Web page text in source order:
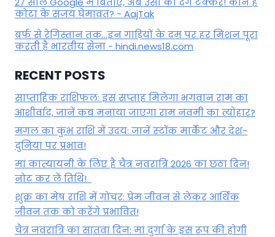
कोटा के संजय घेमावत? - AajTak
बर्फ से रेगिस्तान तक...इन गाड़ियों के दम पर हर मिशन पूरा
करती है भारतीय सेना - hindi.news18.com
RECENT POSTS
साप्ताहिक राशिफल: इस सप्ताह मिलेगा भगवान राम का
आशीर्वाद, जानें कब मनाया जाएगा राम नवमी का त्योहार?
मंगल का कुंभ राशि में उदय: जानें स्‍टॉक मार्केट और देश-
दुनिया पर प्रभाव!
मां कात्‍यायनी के लिए है चैत्र नवरात्रि 2026 का छठा दिन!
नोट कर लें तिथि!
शुक्र का मेष राशि में गोचर: प्रेम जीवन से लेकर आर्थिक
जीवन तक को करेंगे प्रभावित!
चैत्र नवरात्रि का सातवां दिन: मां दुर्गा के इस रूप की होगी